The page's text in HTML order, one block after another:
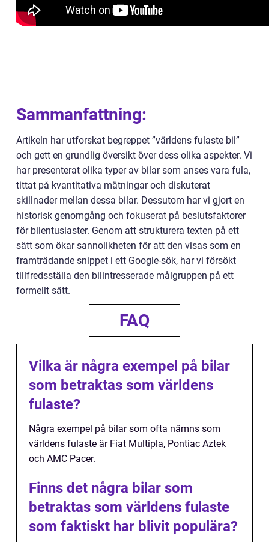
Sammanfattning:
Artikeln har utforskat begreppet ”världens fulaste bil”
och gett en grundlig översikt över dess olika aspekter. Vi
har presenterat olika typer av bilar som anses vara fula,
tittat på kvantitativa mätningar och diskuterat
skillnader mellan dessa bilar. Dessutom har vi gjort en
historisk genomgång och fokuserat på beslutsfaktorer
för bilentusiaster. Genom att strukturera texten på ett
sätt som ökar sannolikheten för att den visas som en
framträdande snippet i ett Google-sök, har vi försökt
tillfredsställa den bilintresserade målgruppen på ett
formellt sätt.
FAQ
Vilka är några exempel på bilar
som betraktas som världens
fulaste?
Några exempel på bilar som ofta nämns som
världens fulaste är Fiat Multipla, Pontiac Aztek
och AMC Pacer.
Finns det några bilar som
betraktas som världens fulaste
som faktiskt har blivit populära?